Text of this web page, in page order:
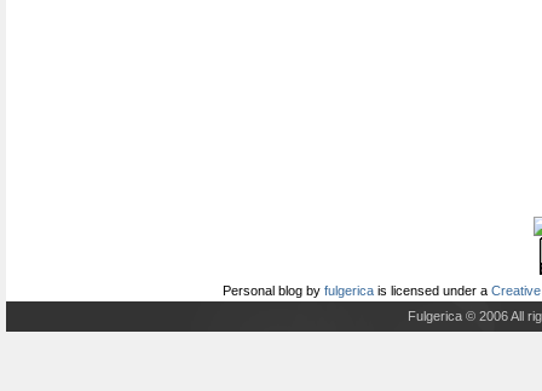
Personal blog by fulgerica is licensed under a
Fulgerica © 2006 All